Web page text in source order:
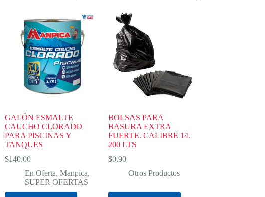
GALÓN ESMALTE
CAUCHO CLORADO
PARA PISCINAS Y
TANQUES
$140.00
En Oferta,Manpica,
SUPER OFERTAS
BOLSAS PARA
BASURA EXTRA
FUERTE. CALIBRE 14.
200 LTS
$0.90
Otros Productos